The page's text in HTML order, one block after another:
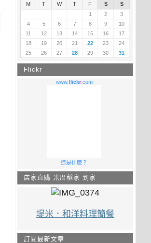
M T W T F S
S
1
2
3
4
5 6 7 8 9
10
11
12 13 14 15 16
17
18
19 20 21 22 23
24
25
26 27 28 29 30 31
Flickr
www.flickr.com
這是什麼？
店家直購 米厝稻家 到家
堤米．和洋料理簡餐
訂閱最新文章